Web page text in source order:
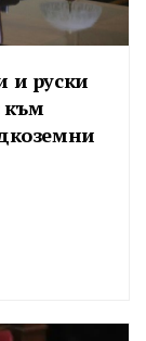
и руски
към